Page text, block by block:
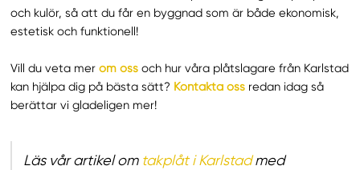
och kulör, så att du får en byggnad som är både ekonomisk,
estetisk och funktionell!
Vill du veta merom ossoch hur våra plåtslagare från Karlstad
kan hjälpa dig på bästa sätt? Kontakta oss redan idag så
berättar vi gladeligen mer!
Läs vår artikel om takplåt i Karlstadmed